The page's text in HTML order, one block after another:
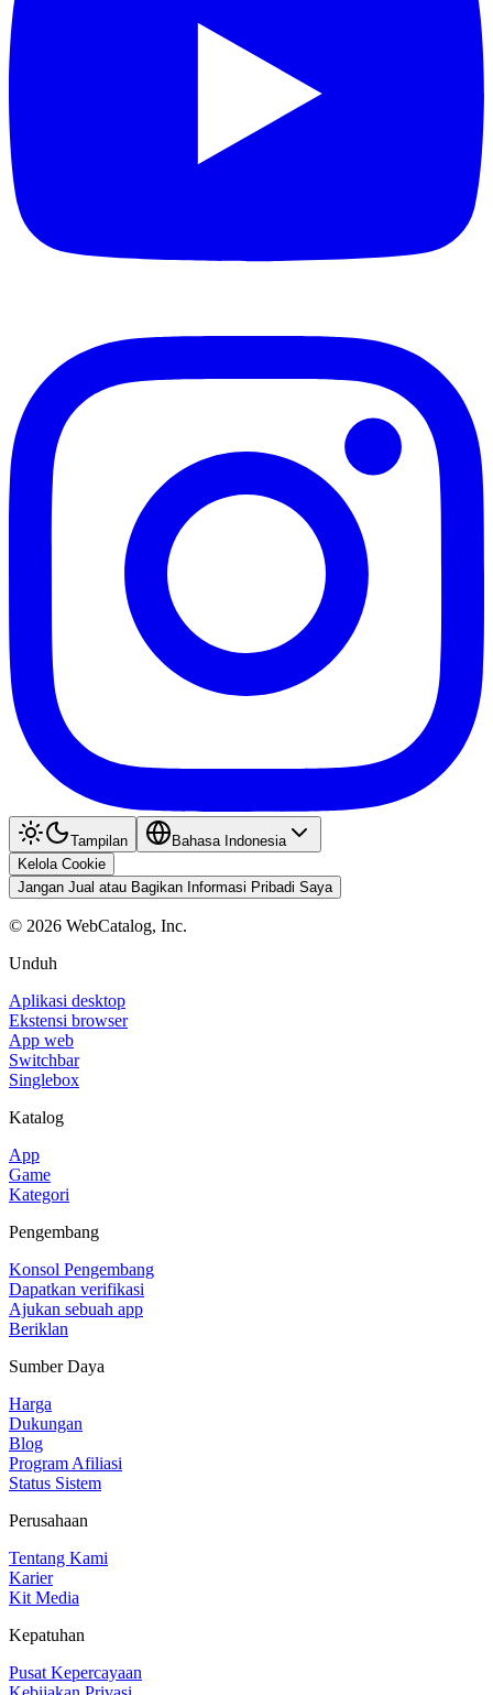
Tampilan
Bahasa Indonesia
Kelola Cookie
Jangan Jual atau Bagikan Informasi Pribadi Saya
© 2026 WebCatalog, Inc.
Unduh
Aplikasi desktop
Ekstensi browser
App web
Switchbar
Singlebox
Katalog
App
Game
Kategori
Pengembang
Konsol Pengembang
Dapatkan verifikasi
Ajukan sebuah app
Beriklan
Sumber Daya
Harga
Dukungan
Blog
Program Afiliasi
Status Sistem
Perusahaan
Tentang Kami
Karier
Kit Media
Kepatuhan
Pusat Kepercayaan